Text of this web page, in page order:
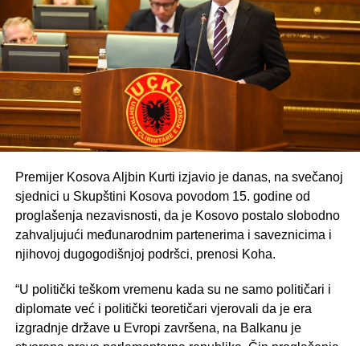
Premijer Kosova Aljbin Kurti izjavio je danas, na svečanoj
sjednici u Skupštini Kosova povodom 15. godine od
proglašenja nezavisnosti, da je Kosovo postalo slobodno
zahvaljujući međunarodnim partenerima i saveznicima i
njihovoj dugogodišnjoj podršci, prenosi Koha.
“U politički teškom vremenu kada su ne samo političari i
diplomate već i politički teoretičari vjerovali da je era
izgradnje države u Evropi završena, na Balkanu je